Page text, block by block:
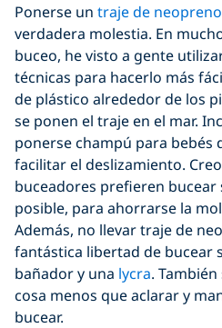
Ponerse un traje de neopreno
verdadera molestia. En
buceo, he visto a gente
técnicas para hacerlo más
de plástico alrededor de los
se ponen el traje en el mar.
ponerse champú para bebés
facilitar el deslizamiento.
buceadores prefieren bucear
posible, para ahorrarse la
Además, no llevar traje de
fantástica libertad de bucear
bañador y una lycra.
cosa menos que aclarar y
bucear.